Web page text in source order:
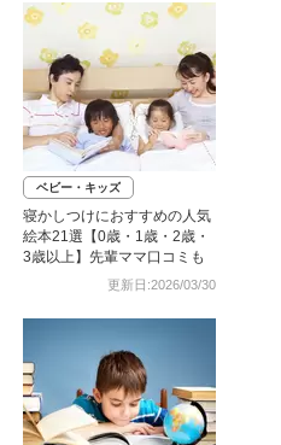
ベビー・キッズ
寝かしつけにおすすめの人気
絵本21選【0歳・1歳・2歳・
3歳以上】先輩ママ口コミも
更新日:2026/03/30